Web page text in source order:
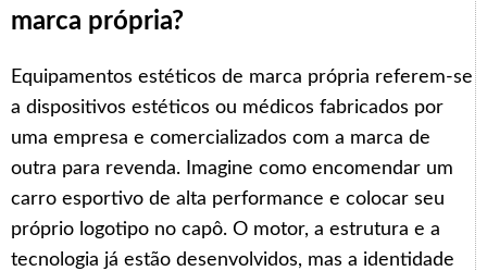
marca própria?
Equipamentos estéticos de marca própria referem-se
a dispositivos estéticos ou médicos fabricados por
uma empresa e comercializados com a marca de
outra para revenda. Imagine como encomendar um
carro esportivo de alta performance e colocar seu
próprio logotipo no capô. O motor, a estrutura e a
tecnologia já estão desenvolvidos, mas a identidade